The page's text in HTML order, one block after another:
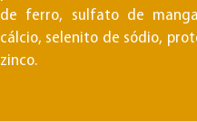
de ferro, sulfato de
cálcio, selenito de sódio,
zinco.